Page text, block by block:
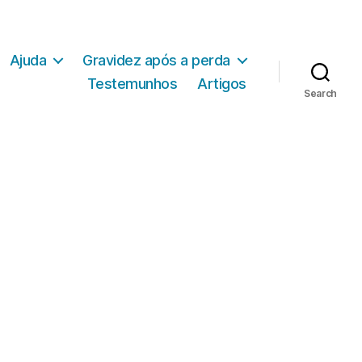
Ajuda
Gravidez após a perda
Testemunhos
Artigos
Search